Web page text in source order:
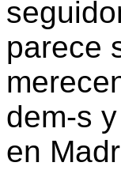
parece
dem-s
en